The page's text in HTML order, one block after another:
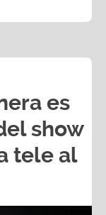
es
show
tele al